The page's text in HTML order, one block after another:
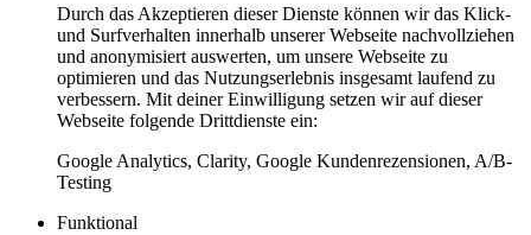
Durch das Akzeptieren dieser Dienste können wir das Klick-
und Surfverhalten innerhalb unserer Webseite nachvollziehen
und anonymisiert auswerten, um unsere Webseite zu
optimieren und das Nutzungserlebnis insgesamt laufend zu
verbessern. Mit deiner Einwilligung setzen wir auf dieser
Webseite folgende Drittdienste ein:
Google Analytics, Clarity, Google Kundenrezensionen, A/B-
Testing
Funktional